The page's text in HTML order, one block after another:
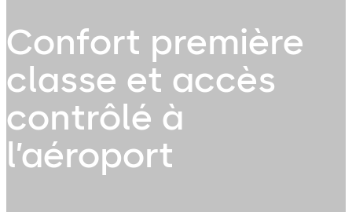
Confort première
classe et accès
contrôlé à
l’aéroport